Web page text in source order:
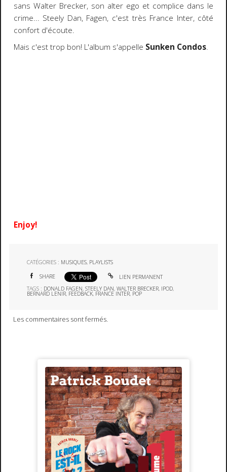
sans Walter Brecker, son alter ego et complice dans le
crime... Steely Dan, Fagen, c'est très France Inter, côté
confort d'écoute.
Mais c'est trop bon! L'album s'appelle Sunken Condos.
Enjoy!
CATÉGORIES : MUSIQUES, PLAYLISTS
SHARE
LIEN PERMANENT
TAGS : DONALD FAGEN,STEELY DAN,WALTER BRECKER, IPOD,
BERNARD LENIR, FEEDBACK, FRANCE INTER, POP
Les commentaires sont fermés.